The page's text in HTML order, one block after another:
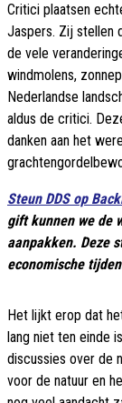
Critici plaatsen
Jaspers. Zij stellen
de vele
windmolens,
Nederlandse
aldus de critici.
danken aan het
Steun DDS op
gift kunnen we de
aanpakken. Deze
economische
Het lijkt erop dat
lang niet ten einde
discussies over de
voor de natuur en